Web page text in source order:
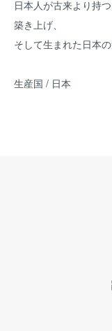
日本人が古来より持
築き上げ、
そして生まれた日本
生産国 / 日本